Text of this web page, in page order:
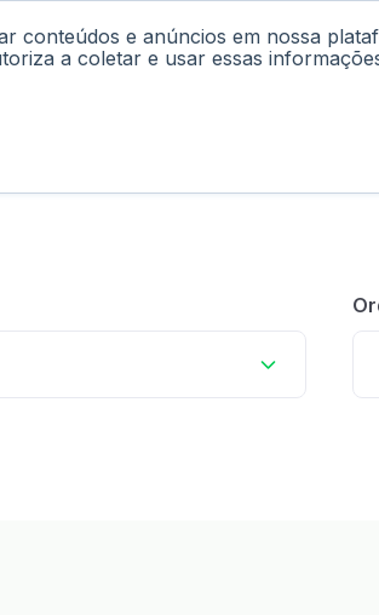
conteúdos e anúncios em nossa
a coletar e usar essas
Labs Falar com Consultor